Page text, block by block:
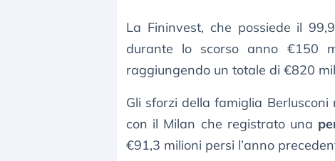
La Fininvest, che possiede il
durante lo scorso anno €150
raggiungendo un totale di €820
Gli sforzi della famiglia
con il Milan che registrato una
€91,3 milioni persi l’anno